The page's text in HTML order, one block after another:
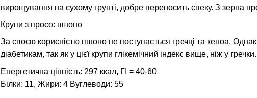
вирощування на сухому грунті, добре переносить спеку. З зерна
Крупи з просо: пшоно
За своєю корисністю пшоно не поступається гречці та кеноа.
діабетикам, так як у цієї крупи глікемічний індекс вище, ніж у гречки.
Енергетична цінність: 297 ккал, ГІ = 40-60
Білки: 11, Жири: 4 Вуглеводи: 55